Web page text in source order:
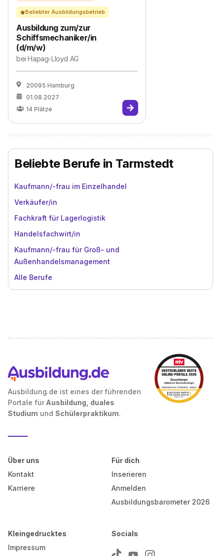
Ausbildung zum/zur
Schiffsmechaniker/in
(d/m/w)
beiHapag-Lloyd AG
20095 Hamburg
01.08.2027
14 Plätze
Beliebter Ausbildungsbetrieb
Beliebte Berufe in Tarmstedt
Kaufmann/-frau im Einzelhandel
Verkäufer/in
Fachkraft für Lagerlogistik
Handelsfachwirt/in
Kaufmann/-frau für Groß- und
Außenhandelsmanagement
Alle Berufe
Ausbildung.de ist eines der führenden
Portale für Ausbildung, duales
Studium und Schülerpraktikum.
Über uns
Kontakt
Karriere
Für dich
Inserieren
Anmelden
Ausbildungsbarometer 2026
Kleingedrucktes
Impressum
Socials